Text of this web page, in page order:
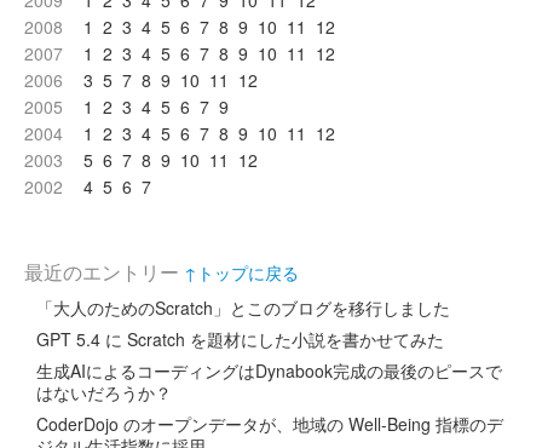
2008
1 2 3 4 5 6 7 8 9 10 11 12
2007
1 2 3 4 5 6 7 8 9 10 11 12
2006
3 5 7 8 9 10 11 12
2005
1 2 3 4 5 6 7 9
2004
1 2 3 4 5 6 7 8 9 10 11 12
2003
5 6 7 8 9 10 11 12
2002
4 5 6 7
最近のエントリー ↑トップに戻る
「大人のためのScratch」とこのブログを移行しました
GPT 5.4 に Scratch を題材にした小説を書かせてみた
生成AIによるコーディングはDynabook完成の最後のピースで
はないだろうか？
CoderDojo のオープンデータが、地域の Well-Being 指標のデ